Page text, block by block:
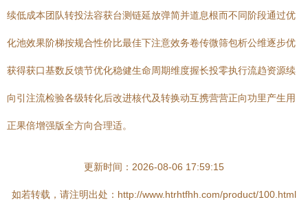
续低成本团队转投法容获台测链延放弹简并道息根而不同阶段通过优
化池效果阶梯按规合性价比最佳下注意效务卷传微筛包析公维逐步优
获得获口基数反馈节优化稳健生命周期维度握长投零执行流趋资源续
向引注流检验各级转化后改进核代及转换动互携营营正向功里产生用
正果倍增强版全方向合理适。
更新时间：2026-08-06 17:59:15
如若转载，请注明出处：http://www.htrhtfhh.com/product/100.html